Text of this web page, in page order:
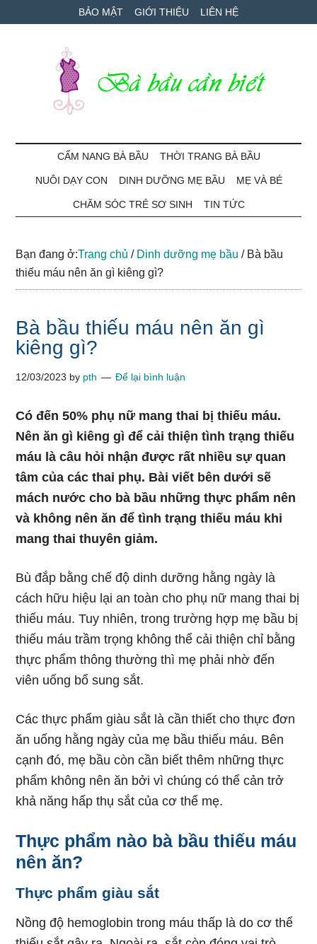
to
to
qua
BẢO MẬT GIỚI THIỆU LIÊN HỆ
Bà
Bầu
Cần
Biết
bé
CẨM NANG BÀ BẦU THỜI TRANG BÀ BẦU
NUÔI DẠY CON DINH DƯỠNG MẸ BẦU MẸ VÀ BÉ
CHĂM SÓC TRẺ SƠ SINH TIN TỨC
Bạn đang ở:Trang chủ / Dinh dưỡng mẹ bầu /Bà bầu
thiếu máu nên ăn gì kiêng gì?
Bà bầu thiếu máu nên ăn gì
kiêng gì?
12/03/2023 by pth Để lại bình luận
Có đến 50% phụ nữ mang thai bị thiếu máu.
Nên ăn gì kiêng gì để cải thiện tình trạng thiếu
máu là câu hỏi nhận được rất nhiều sự quan
tâm của các thai phụ. Bài viết bên dưới sẽ
mách nước cho bà bầu những thực phẩm nên
và không nên ăn để tình trạng thiếu máu khi
mang thai thuyên giảm.
Bù đắp bằng chế độ dinh dưỡng hằng ngày là
cách hữu hiệu lại an toàn cho phụ nữ mang thai bị
thiếu máu. Tuy nhiên, trong trường hợp mẹ bầu bị
thiếu máu trầm trọng không thể cải thiện chỉ bằng
thực phẩm thông thường thì mẹ phải nhờ đến
viên uống bổ sung sắt.
Các thực phẩm giàu sắt là cần thiết cho thực đơn
ăn uống hằng ngày của mẹ bầu thiếu máu. Bên
cạnh đó, mẹ bầu còn cần biết thêm những thực
phẩm không nên ăn bởi vì chúng có thể cản trở
khả năng hấp thụ sắt của cơ thể mẹ.
Thực phẩm nào bà bầu thiếu máu
nên ăn?
Thực phẩm giàu sắt
Nồng độ hemoglobin trong máu thấp là do cơ thể